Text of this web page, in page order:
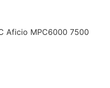
Aficio MPC6000 7500